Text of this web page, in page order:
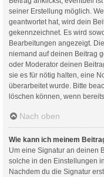
seiner Erstellung möglich.
geantwortet hat, wird dein
gekennzeichnet. Es wird
Bearbeitungen angezeigt.
niemand auf deinen Beitrag
oder Moderator deinen
sie es für nötig halten, eine
überarbeitet wurde. Bitte
löschen können, wenn
Nach oben
Wie kann ich meinem
Um eine Signatur an deinen
solche in den Einstellungen
Nachdem du die Signatur